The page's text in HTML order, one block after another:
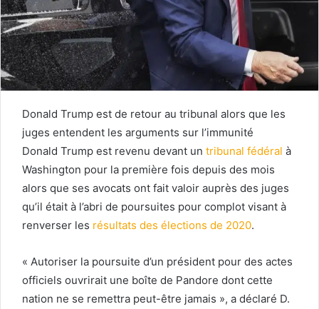
Donald Trump est de retour au tribunal alors que les
juges entendent les arguments sur l’immunité
Donald Trump est revenu devant un tribunal fédéral à
Washington pour la première fois depuis des mois
alors que ses avocats ont fait valoir auprès des juges
qu’il était à l’abri de poursuites pour complot visant à
renverser les résultats des élections de 2020.
« Autoriser la poursuite d’un président pour des actes
officiels ouvrirait une boîte de Pandore dont cette
nation ne se remettra peut-être jamais », a déclaré D.